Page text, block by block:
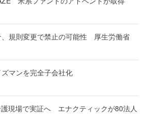
、規則変更で禁止の可能性 厚生労働省
マンを完全子会社化
現場で実証へ エナクティックが80法人